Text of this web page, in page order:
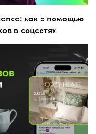
как с помощью
в соцсетях